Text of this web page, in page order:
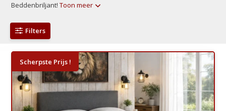
Beddenbriljant!Toon meer
Filters
Scherpste Prijs !